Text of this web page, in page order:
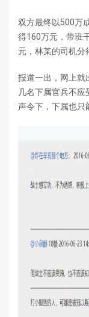
双方最终以500万
得160万元，带班
元，林某的司机分
报道一出，网上就
几名下属官兵不
声令下，下属也只